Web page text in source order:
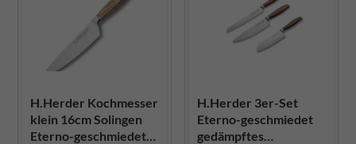
H.Herder Kochmesser
klein 16cm Solingen
Eterno-geschmiedet
H.Herder 3er-Set
Eterno-geschmiedet
gedämpftes